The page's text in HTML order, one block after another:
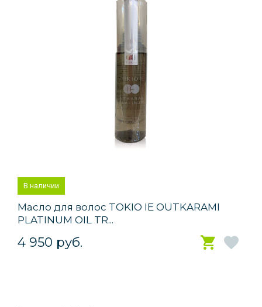
В наличии
Масло для волос TOKIO IE OUTKARAMI
PLATINUM OIL TR...
4 950 руб.